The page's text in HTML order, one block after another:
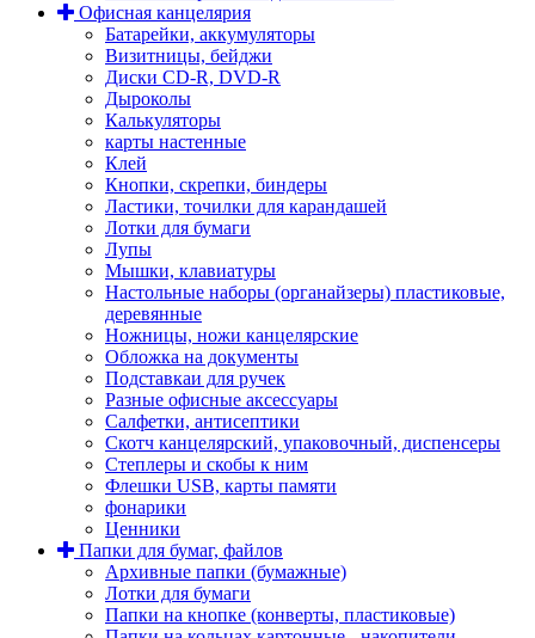
Офисная канцелярия
Батарейки, аккумуляторы
Визитницы, бейджи
Диски CD-R, DVD-R
Дыроколы
Калькуляторы
карты настенные
Клей
Кнопки, скрепки, биндеры
Ластики, точилки для карандашей
Лотки для бумаги
Лупы
Мышки, клавиатуры
Настольные наборы (органайзеры) пластиковые,
деревянные
Ножницы, ножи канцелярские
Обложка на документы
Подставкаи для ручек
Разные офисные аксессуары
Салфетки, антисептики
Скотч канцелярский, упаковочный, диспенсеры
Степлеры и скобы к ним
Флешки USB, карты памяти
фонарики
Ценники
Папки для бумаг, файлов
Архивные папки (бумажные)
Лотки для бумаги
Папки на кнопке (конверты, пластиковые)